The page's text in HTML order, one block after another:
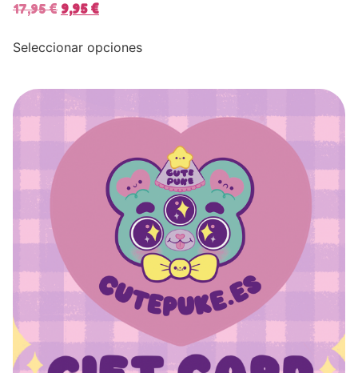
17,95€ 9,95 €
Seleccionar opciones